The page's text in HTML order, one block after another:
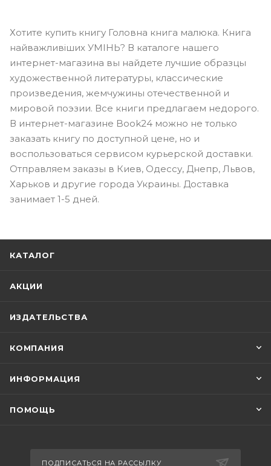
Хотите купить книгу Головна книга малюка. Книга
найважливіших УМІНЬ? В каталоге нашего
интернет-магазина вы найдете лучшие образцы
художественной литературы, классические
произведения, жемчужины отечественной и
мировой поэзии. Все книги предлагаем недорого.
В интернет-магазине Book24 можно не только
заказать книгу по доступной цене, но и
воспользоваться сервисом курьерской доставки.
Отправляем заказы в Киев, Одессу, Днепр, Львов,
Харьков и другие города Украины. Доставка
занимает 1-5 дней.
КАТАЛОГ
АКЦИИ
ИЗДАТЕЛЬСТВА
КОМПАНИЯ
ИНФОРМАЦИЯ
ПОМОЩЬ
ПОДПИСАТЬСЯ НА РАССЫЛКУ